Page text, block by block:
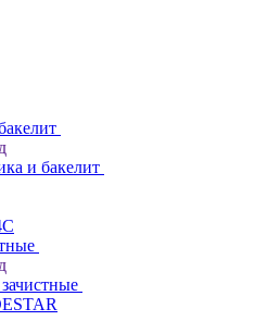
и бакелит